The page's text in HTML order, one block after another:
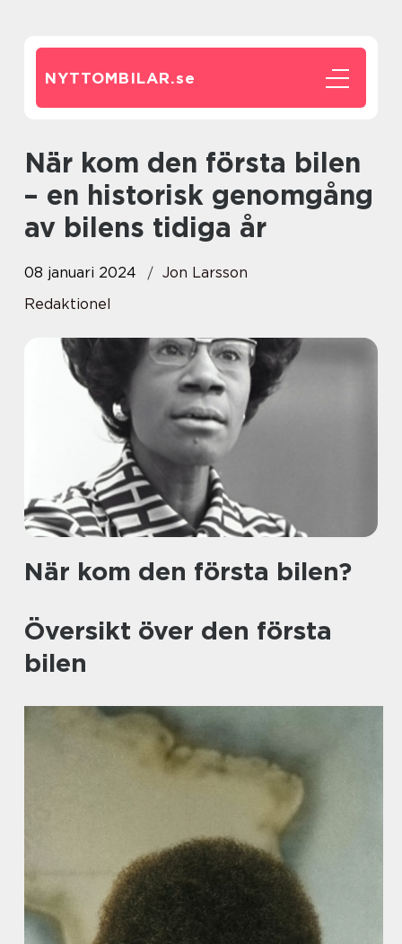
NYTTOMBILAR.se
När kom den första bilen
– en historisk genomgång
av bilens tidiga år
08 januari 2024
Jon Larsson
Redaktionel
När kom den första bilen?
Översikt över den första
bilen